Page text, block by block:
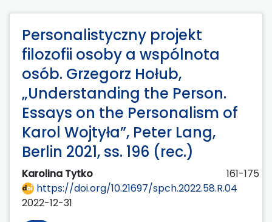
Personalistyczny projekt
filozofii osoby a wspólnota
osób. Grzegorz Hołub,
„Understanding the Person.
Essays on the Personalism of
Karol Wojtyła”, Peter Lang,
Berlin 2021, ss. 196 (rec.)
Karolina Tytko
161-175
https://doi.org/10.21697/spch.2022.58.R.04
2022-12-31